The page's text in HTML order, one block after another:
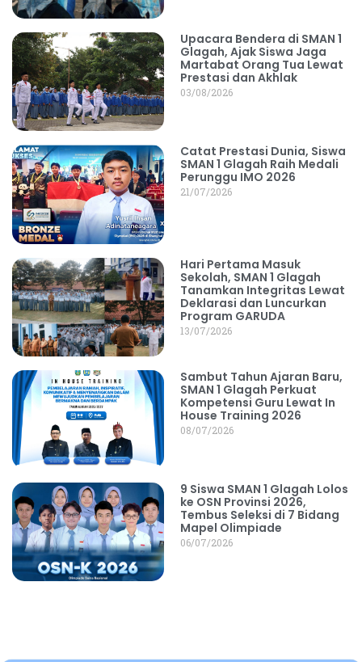
Upacara Bendera di SMAN 1
Glagah, Ajak Siswa Jaga
Martabat Orang Tua Lewat
Prestasi dan Akhlak
03/08/2026
Catat Prestasi Dunia, Siswa
SMAN 1 Glagah Raih Medali
Perunggu IMO 2026
21/07/2026
Hari Pertama Masuk
Sekolah, SMAN 1 Glagah
Tanamkan Integritas Lewat
Deklarasi dan Luncurkan
Program GARUDA
13/07/2026
Sambut Tahun Ajaran Baru,
SMAN 1 Glagah Perkuat
Kompetensi Guru Lewat In
House Training 2026
08/07/2026
9 Siswa SMAN 1 Glagah Lolos
ke OSN Provinsi 2026,
Tembus Seleksi di 7 Bidang
Mapel Olimpiade
06/07/2026